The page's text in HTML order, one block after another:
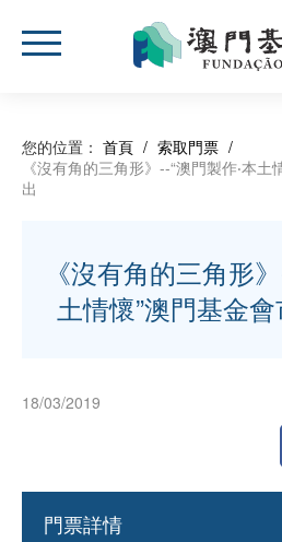
您的位置： 首頁 / 索取門票 /
《沒有角的三角形》--“澳門製作‧本
出
《沒有角的三角形
土情懷”澳門基金
18/03/2019
門票詳情